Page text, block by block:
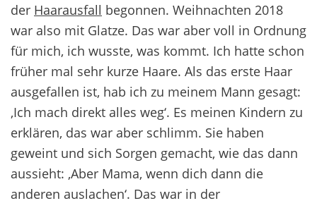
der Haarausfall begonnen. Weihnachten 2018
war also mit Glatze. Das war aber voll in Ordnung
für mich, ich wusste, was kommt. Ich hatte schon
früher mal sehr kurze Haare. Als das erste Haar
ausgefallen ist, hab ich zu meinem Mann gesagt:
,Ich mach direkt alles weg‘. Es meinen Kindern zu
erklären, das war aber schlimm. Sie haben
geweint und sich Sorgen gemacht, wie das dann
aussieht: ,Aber Mama, wenn dich dann die
anderen auslachen‘. Das war in der